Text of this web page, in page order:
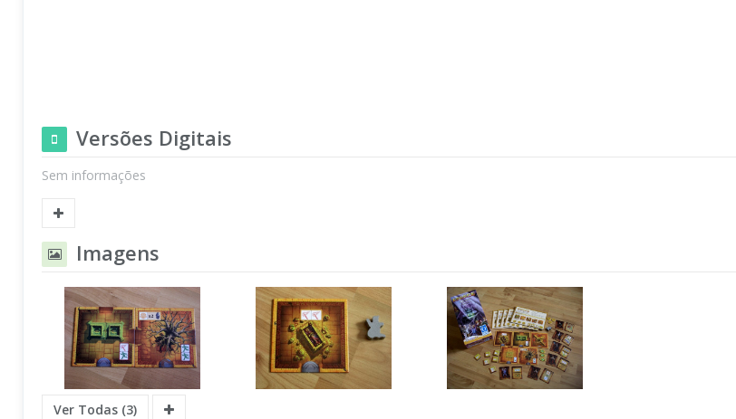
Versões Digitais
Sem informações
Imagens
Ver Todas (3)